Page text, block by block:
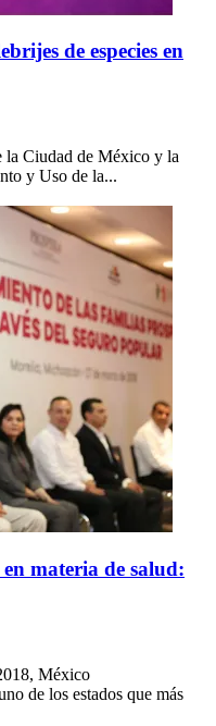
de especies en
la Ciudad de México y la
y Uso de la...
materia de salud:
México
de los estados que más